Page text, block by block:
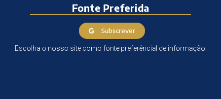
Fonte Preferida
Subscrever
Escolha o nosso site como fonte preferêncial de informação.